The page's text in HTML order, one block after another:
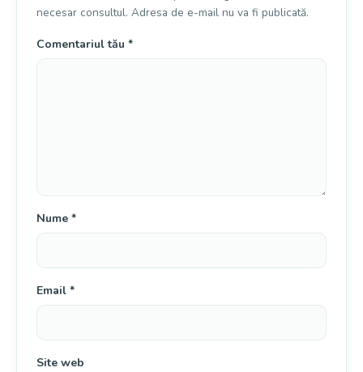
necesar consultul. Adresa de e-mail nu va fi publicată.
Comentariul tău *
Nume *
Email *
Site web